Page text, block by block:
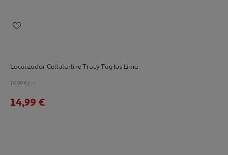
Localizador Cellularline Tracy Tag Ios Lima
14.99 €/un
14,99 €